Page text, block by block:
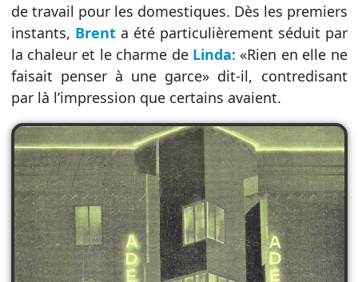
de travail pour les domestiques. Dès les premiers
instants, Brenta été particulièrement séduit par
la chaleur et le charme de Linda: «Rien en elle ne
faisait penser à une garce» dit-il, contredisant
par là l’impression que certains avaient.